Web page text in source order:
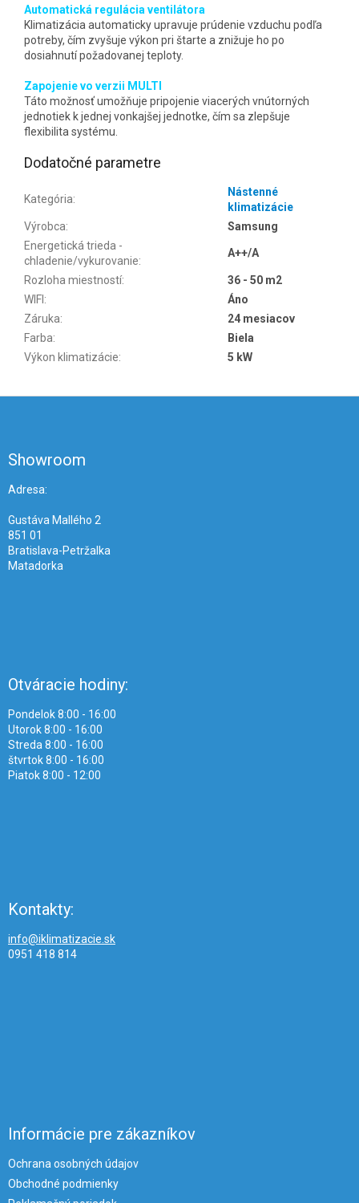
Automatická regulácia ventilátora
Klimatizácia automaticky upravuje prúdenie vzduchu podľa
potreby, čím zvyšuje výkon pri štarte a znižuje ho po
dosiahnutí požadovanej teploty.
Zapojenie vo verzii MULTI
Táto možnosť umožňuje pripojenie viacerých vnútorných
jednotiek k jednej vonkajšej jednotke, čím sa zlepšuje
flexibilita systému.
Dodatočné parametre
Kategória:
Nástenné
klimatizácie
Výrobca:
Samsung
Energetická trieda -
chladenie/vykurovanie:
A++/A
Rozloha miestností:
36 - 50 m2
WIFI :
Áno
Záruka:
24 mesiacov
Farba:
Biela
Výkon klimatizácie: 5 kW
Showroom
Adresa:
Gustáva Mallého 2
851 01
Bratislava-Petržalka
Matadorka
Otváracie hodiny:
Pondelok 8:00 - 16:00
Utorok 8:00 - 16:00
Streda 8:00 - 16:00
štvrtok 8:00 - 16:00
Piatok 8:00 - 12:00
Kontakty:
info@iklimatizacie.sk
0951 418 814
Informácie pre zákazníkov
Ochrana osobných údajov
Obchodné podmienky